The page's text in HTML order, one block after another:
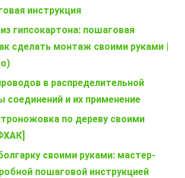
инструкция
гипсокартона: пошаговая
сделать монтаж своими руками |
в распределительной
соединений и их применение
по дереву своими
своими руками: мастер-
пошаговой инструкцией